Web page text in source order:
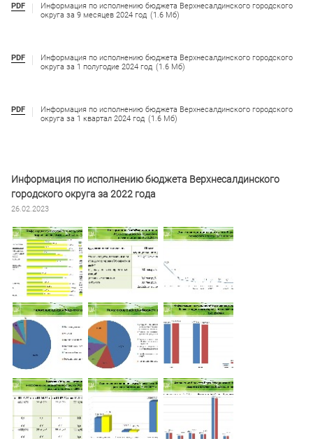
PDF
Информация по исполнению бюджета Верхнесалдинского городского
округа за 9 месяцев 2024 год (1.6 Мб)
PDF
Информация по исполнению бюджета Верхнесалдинского городского
округа за 1 полугодие 2024 год (1.6 Мб)
PDF
Информация по исполнению бюджета Верхнесалдинского городского
округа за 1 квартал 2024 год (1.6 Мб)
Информация по исполнению бюджета Верхнесалдинского
городского округа за 2022 года
26.02.2023